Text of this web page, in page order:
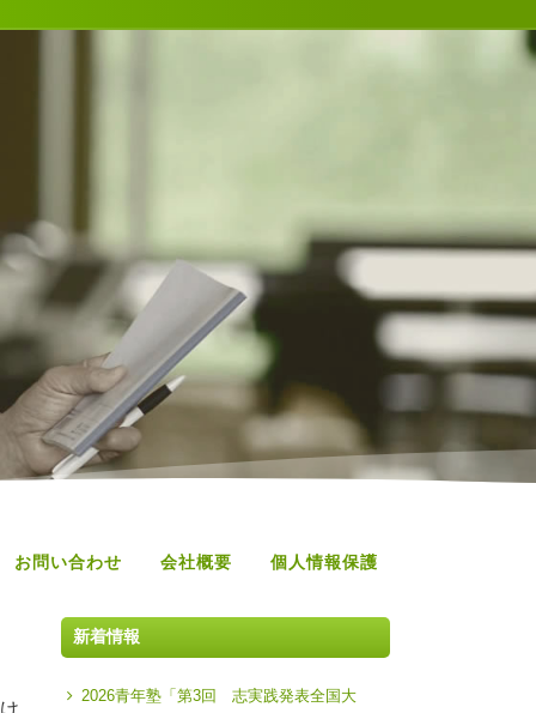
お問い合わせ 会社概要 個人情報保護
新着情報
2026青年塾「第3回 志実践発表全国大